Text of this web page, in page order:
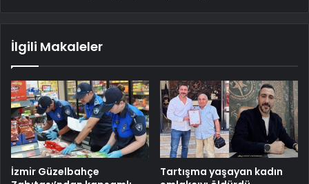
İlgili Makaleler
İzmir Güzelbahçe
Tartışma yaşayan kadın